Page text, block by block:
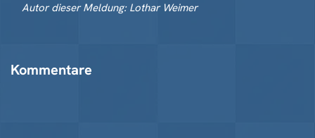
Autor dieser Meldung: Lothar Weimer
Kommentare